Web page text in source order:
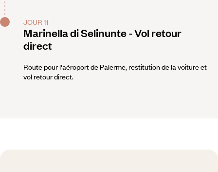
JOUR 11
Marinella di Selinunte - Vol retour
direct
Route pour l'aéroport de Palerme, restitution de la voiture et
vol retour direct.